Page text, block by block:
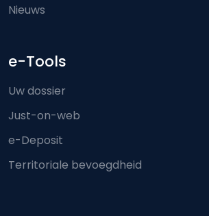
Nieuws
e-Tools
Uw dossier
Just-on-web
e-Deposit
Territoriale bevoegdheid